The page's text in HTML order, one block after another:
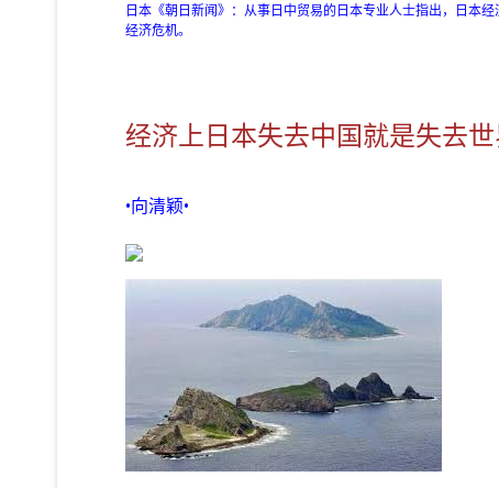
日本《朝日新闻》：从事日中贸易的日本专业人士指出，日本
经济危机。
经济上日本失去中国就是失去
•向清颖•